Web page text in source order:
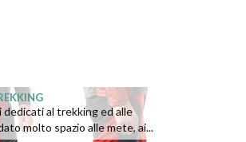
al trekking ed alle
molto spazio alle mete, ai...